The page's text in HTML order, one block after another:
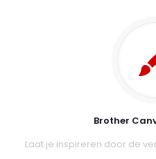
Brother
Laat je inspireren door de